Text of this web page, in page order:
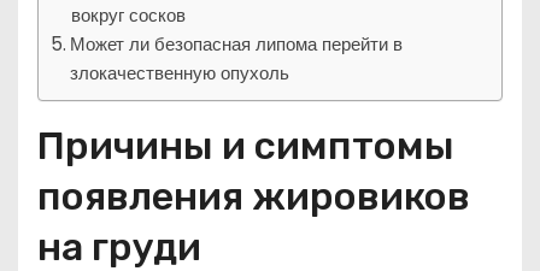
вокруг сосков
Может ли безопасная липома перейти в
злокачественную опухоль
Причины и симптомы
появления жировиков
на груди